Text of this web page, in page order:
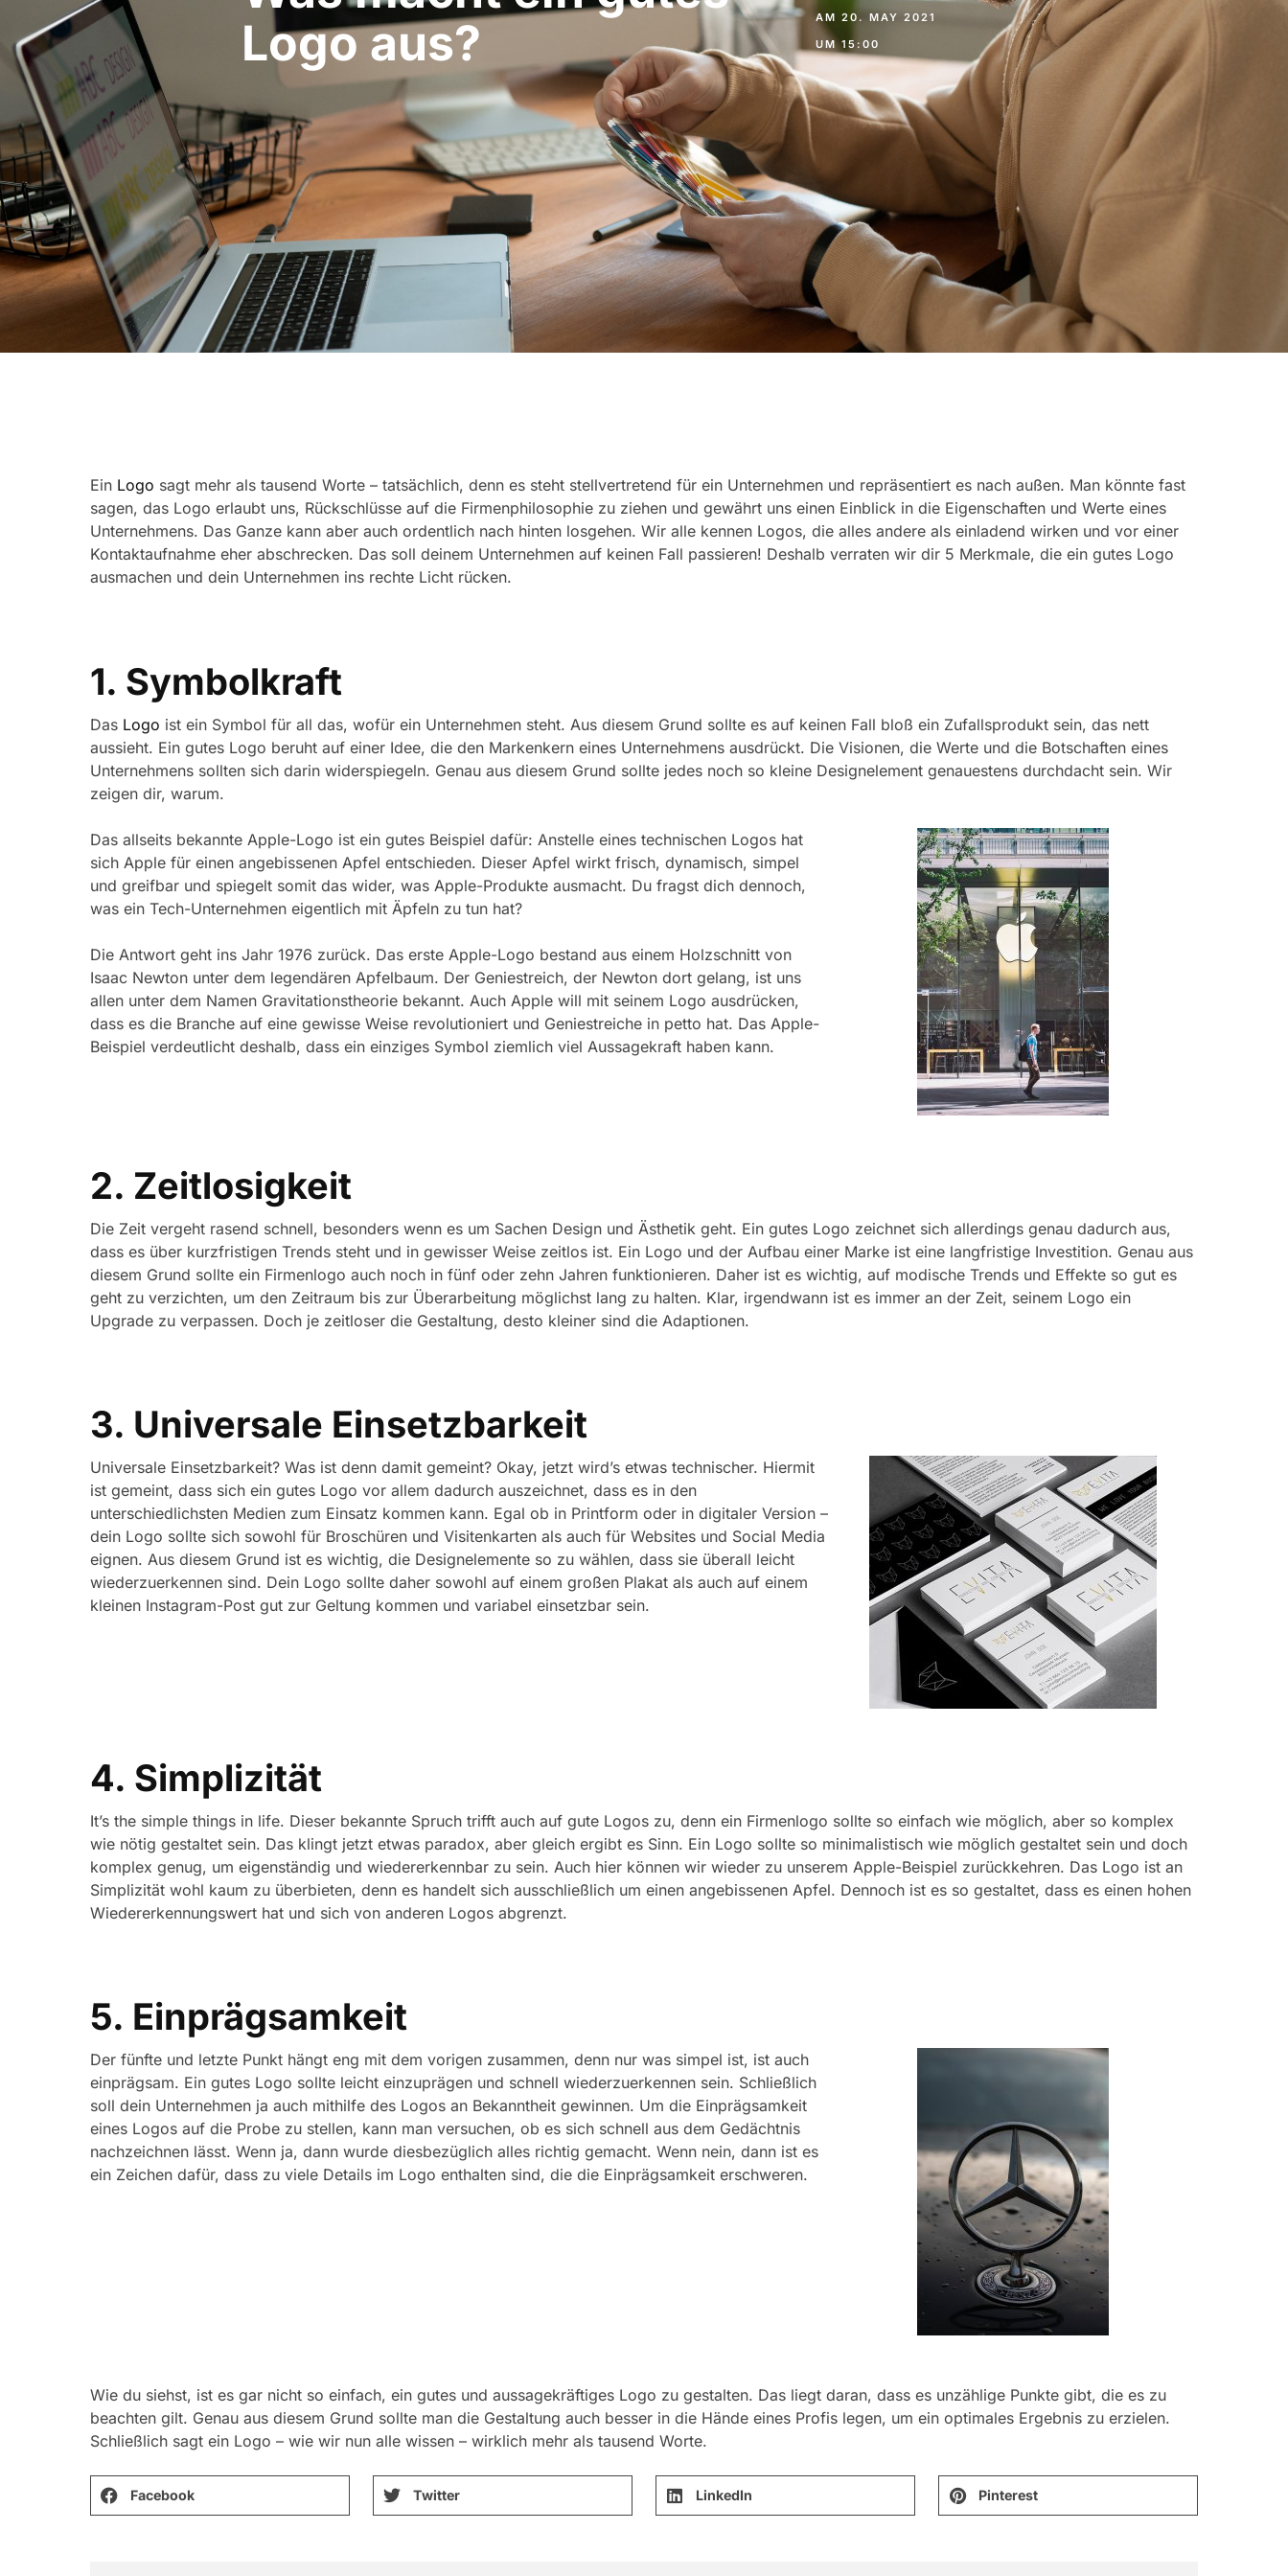
Logo aus?
AM 20. MAY 2021
UM 15:00
Ein Logo sagt mehr als tausend Worte – tatsächlich, denn es steht stellvertretend für ein Unternehmen und repräsentiert es nach außen. Man könnte fast
sagen, das Logo erlaubt uns, Rückschlüsse auf die Firmenphilosophie zu ziehen und gewährt uns einen Einblick in die Eigenschaften und Werte eines
Unternehmens. Das Ganze kann aber auch ordentlich nach hinten losgehen. Wir alle kennen Logos, die alles andere als einladend wirken und vor einer
Kontaktaufnahme eher abschrecken. Das soll deinem Unternehmen auf keinen Fall passieren! Deshalb verraten wir dir 5 Merkmale, die ein gutes Logo
ausmachen und dein Unternehmen ins rechte Licht rücken.
1. Symbolkraft
Das Logo ist ein Symbol für all das, wofür ein Unternehmen steht. Aus diesem Grund sollte es auf keinen Fall bloß ein Zufallsprodukt sein, das nett
aussieht. Ein gutes Logo beruht auf einer Idee, die den Markenkern eines Unternehmens ausdrückt. Die Visionen, die Werte und die Botschaften eines
Unternehmens sollten sich darin widerspiegeln. Genau aus diesem Grund sollte jedes noch so kleine Designelement genauestens durchdacht sein. Wir
zeigen dir, warum.
Das allseits bekannte Apple-Logo ist ein gutes Beispiel dafür: Anstelle eines technischen Logos hat
sich Apple für einen angebissenen Apfel entschieden. Dieser Apfel wirkt frisch, dynamisch, simpel
und greifbar und spiegelt somit das wider, was Apple-Produkte ausmacht. Du fragst dich dennoch,
was ein Tech-Unternehmen eigentlich mit Äpfeln zu tun hat?
Die Antwort geht ins Jahr 1976 zurück. Das erste Apple-Logo bestand aus einem Holzschnitt von
Isaac Newton unter dem legendären Apfelbaum. Der Geniestreich, der Newton dort gelang, ist uns
allen unter dem Namen Gravitationstheorie bekannt. Auch Apple will mit seinem Logo ausdrücken,
dass es die Branche auf eine gewisse Weise revolutioniert und Geniestreiche in petto hat. Das Apple-
Beispiel verdeutlicht deshalb, dass ein einziges Symbol ziemlich viel Aussagekraft haben kann.
2. Zeitlosigkeit
Die Zeit vergeht rasend schnell, besonders wenn es um Sachen Design und Ästhetik geht. Ein gutes Logo zeichnet sich allerdings genau dadurch aus,
dass es über kurzfristigen Trends steht und in gewisser Weise zeitlos ist. Ein Logo und der Aufbau einer Marke ist eine langfristige Investition. Genau aus
diesem Grund sollte ein Firmenlogo auch noch in fünf oder zehn Jahren funktionieren. Daher ist es wichtig, auf modische Trends und Effekte so gut es
geht zu verzichten, um den Zeitraum bis zur Überarbeitung möglichst lang zu halten. Klar, irgendwann ist es immer an der Zeit, seinem Logo ein
Upgrade zu verpassen. Doch je zeitloser die Gestaltung, desto kleiner sind die Adaptionen.
3. Universale Einsetzbarkeit
Universale Einsetzbarkeit? Was ist denn damit gemeint? Okay, jetzt wird’s etwas technischer. Hiermit
ist gemeint, dass sich ein gutes Logo vor allem dadurch auszeichnet, dass es in den
unterschiedlichsten Medien zum Einsatz kommen kann. Egal ob in Printform oder in digitaler Version –
dein Logo sollte sich sowohl für Broschüren und Visitenkarten als auch für Websites und Social Media
eignen. Aus diesem Grund ist es wichtig, die Designelemente so zu wählen, dass sie überall leicht
wiederzuerkennen sind. Dein Logo sollte daher sowohl auf einem großen Plakat als auch auf einem
kleinen Instagram-Post gut zur Geltung kommen und variabel einsetzbar sein.
4. Simplizität
It’s the simple things in life. Dieser bekannte Spruch trifft auch auf gute Logos zu, denn ein Firmenlogo sollte so einfach wie möglich, aber so komplex
wie nötig gestaltet sein. Das klingt jetzt etwas paradox, aber gleich ergibt es Sinn. Ein Logo sollte so minimalistisch wie möglich gestaltet sein und doch
komplex genug, um eigenständig und wiedererkennbar zu sein. Auch hier können wir wieder zu unserem Apple-Beispiel zurückkehren. Das Logo ist an
Simplizität wohl kaum zu überbieten, denn es handelt sich ausschließlich um einen angebissenen Apfel. Dennoch ist es so gestaltet, dass es einen hohen
Wiedererkennungswert hat und sich von anderen Logos abgrenzt.
5. Einprägsamkeit
Der fünfte und letzte Punkt hängt eng mit dem vorigen zusammen, denn nur was simpel ist, ist auch
einprägsam. Ein gutes Logo sollte leicht einzuprägen und schnell wiederzuerkennen sein. Schließlich
soll dein Unternehmen ja auch mithilfe des Logos an Bekanntheit gewinnen. Um die Einprägsamkeit
eines Logos auf die Probe zu stellen, kann man versuchen, ob es sich schnell aus dem Gedächtnis
nachzeichnen lässt. Wenn ja, dann wurde diesbezüglich alles richtig gemacht. Wenn nein, dann ist es
ein Zeichen dafür, dass zu viele Details im Logo enthalten sind, die die Einprägsamkeit erschweren.
Wie du siehst, ist es gar nicht so einfach, ein gutes und aussagekräftiges Logo zu gestalten. Das liegt daran, dass es unzählige Punkte gibt, die es zu
beachten gilt. Genau aus diesem Grund sollte man die Gestaltung auch besser in die Hände eines Profis legen, um ein optimales Ergebnis zu erzielen.
Schließlich sagt ein Logo – wie wir nun alle wissen – wirklich mehr als tausend Worte.
Facebook Twitter LinkedIn Pinterest